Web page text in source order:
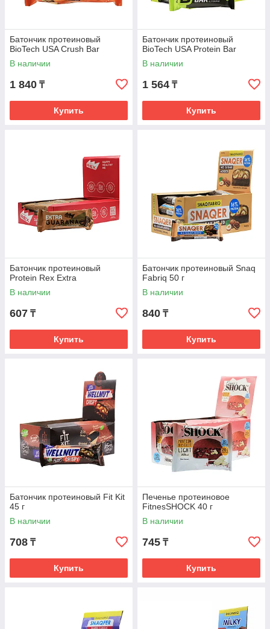
Батончик протеиновый
BioTech USA Crush Bar
В наличии
1 840 ₸
Купить
Батончик протеиновый
BioTech USA Protein Bar
В наличии
1 564 ₸
Купить
Батончик протеиновый
Protein Rex Extra
В наличии
607 ₸
Купить
Батончик протеиновый Snaq
Fabriq 50 г
В наличии
840 ₸
Купить
Батончик протеиновый Fit Kit
45 г
В наличии
708 ₸
Купить
Печенье протеиновое
FitnesSHOCK 40 г
В наличии
745 ₸
Купить